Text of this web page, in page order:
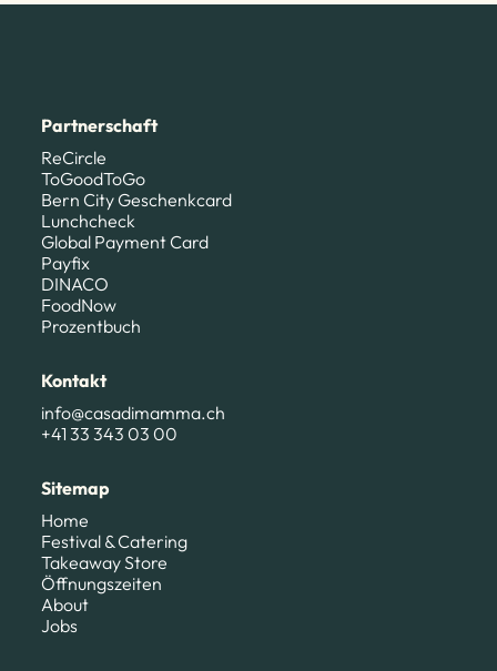
Partnerschaft
ReCircle
ToGoodToGo
Bern City Geschenkcard
Lunchcheck
Global Payment Card
Payfix
DINACO
FoodNow
Prozentbuch
Kontakt
info@casadimamma.ch
+41 33 343 03 00
Sitemap
Home
Festival & Catering
Takeaway Store
Öffnungszeiten
About
Jobs